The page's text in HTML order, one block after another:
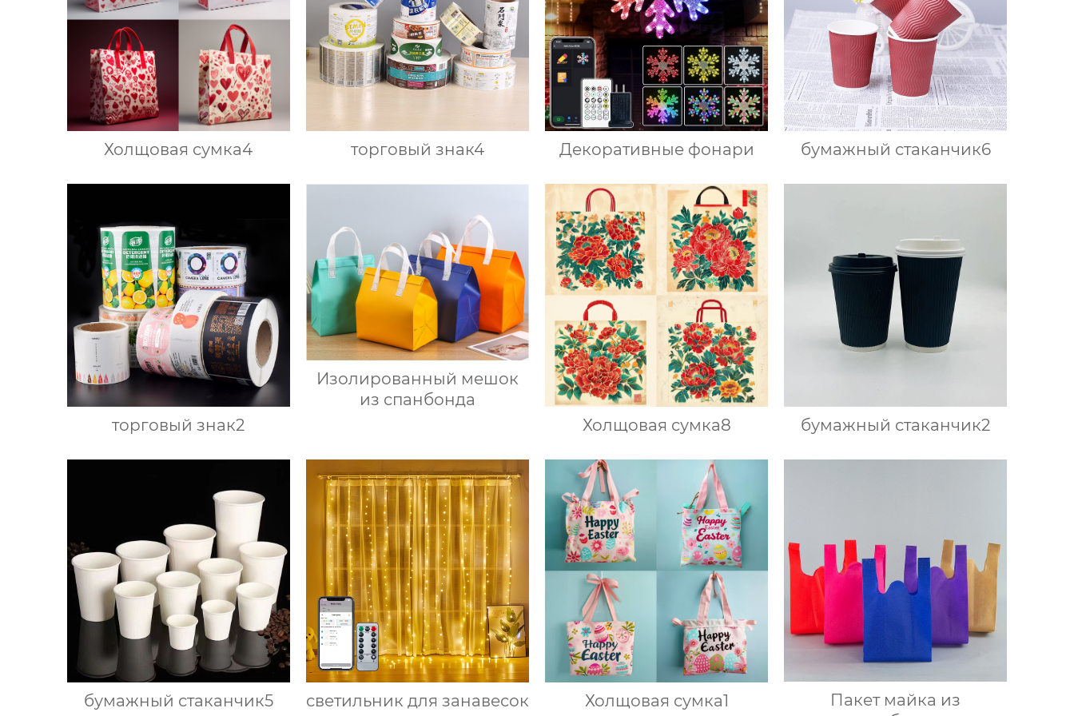
Холщовая сумка4 торговый знак4 Декоративные фонари бумажный стаканчик6
торговый знак2
Изолированный мешок
из спанбонда
Холщовая сумка8
бумажный стаканчик2
бумажный стаканчик5 светильник для занавесок Холщовая сумка1
Пакет майка из